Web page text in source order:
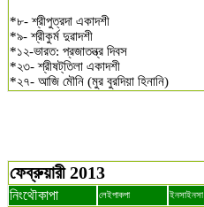
*৮- শ্রীপুত্রদা একাদশী
*৯- শ্রীকুর্ম দুৱাদশী
*১২-ভারত: প্রজাতন্ত্র দিবস
*২৩- শ্রীষট্‌তিলা একাদশী
*২৭- আজি মৌনি (মুর বুরদিয়া হিনানি)
ফেব্রুয়ারী 2013
নিংথৌকাপা লেইপাকপা ইনসাইনসা